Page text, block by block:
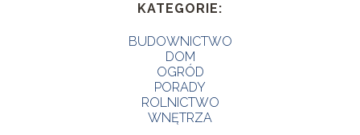
KATEGORIE:
BUDOWNICTWO
DOM
OGRÓD
PORADY
ROLNICTWO
WNĘTRZA